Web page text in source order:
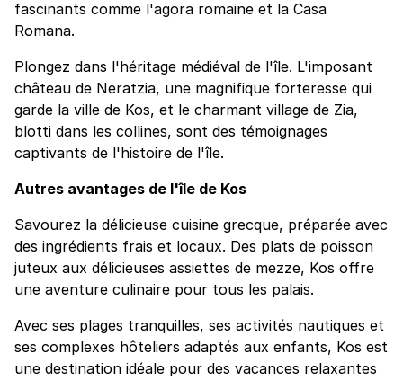
fascinants comme l'agora romaine et la Casa
Romana.
Plongez dans l'héritage médiéval de l'île. L'imposant
château de Neratzia, une magnifique forteresse qui
garde la ville de Kos, et le charmant village de Zia,
blotti dans les collines, sont des témoignages
captivants de l'histoire de l'île.
Autres avantages de l'île de Kos
Savourez la délicieuse cuisine grecque, préparée avec
des ingrédients frais et locaux. Des plats de poisson
juteux aux délicieuses assiettes de mezze, Kos offre
une aventure culinaire pour tous les palais.
Avec ses plages tranquilles, ses activités nautiques et
ses complexes hôteliers adaptés aux enfants, Kos est
une destination idéale pour des vacances relaxantes